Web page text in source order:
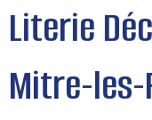
Literie
Mitre-